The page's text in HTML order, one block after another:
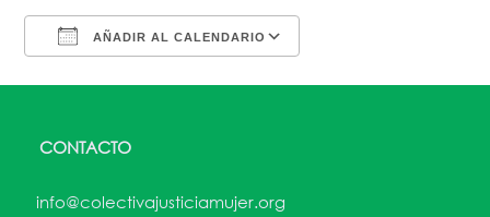
AÑADIR AL CALENDARIO
CONTACTO
info@colectivajusticiamujer.org